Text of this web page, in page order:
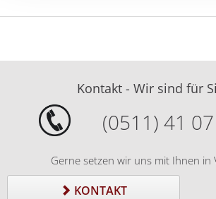
Kontakt - Wir sind für
(0511) 41
Gerne setzen wir uns mit Ihnen in
KONTAKT